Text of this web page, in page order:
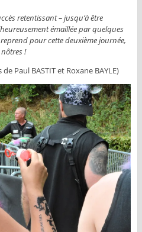
retentissant – jusqu’à être
émaillée par quelques
pour cette deuxième journée,
!
Paul BASTIT et Roxane BAYLE)